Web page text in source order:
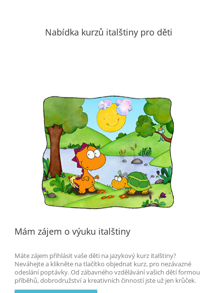
Nabídka kurzů italštiny pro děti
Mám zájem o výuku italštiny
Máte zájem přihlásit vaše děti na jazykový kurz italštiny?
Neváhejte a klikněte na tlačítko objednat kurz, pro nezávazné
odeslání poptávky. Od zábavného vzdělávání vašich dětí formou
příběhů, dobrodružství a kreativních činností jste už jen krůček.